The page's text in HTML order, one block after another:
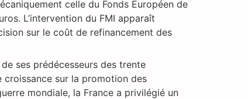
celle du Fonds Européen de
L’intervention du FMI apparaît
sur le coût de refinancement des
ses prédécesseurs des trente
croissance sur la promotion des
mondiale, la France a privilégié un